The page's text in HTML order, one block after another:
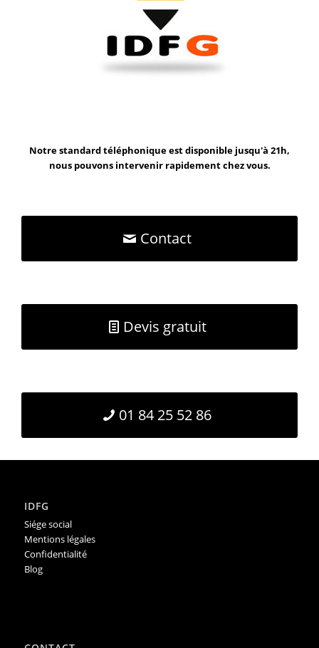
Notre standard téléphonique est disponible jusqu'à 21h,
nous pouvons intervenir rapidement chez vous.
Contact
Devis gratuit
01 84 25 52 86
IDFG
Siége social
Mentions légales
Confidentialité
Blog